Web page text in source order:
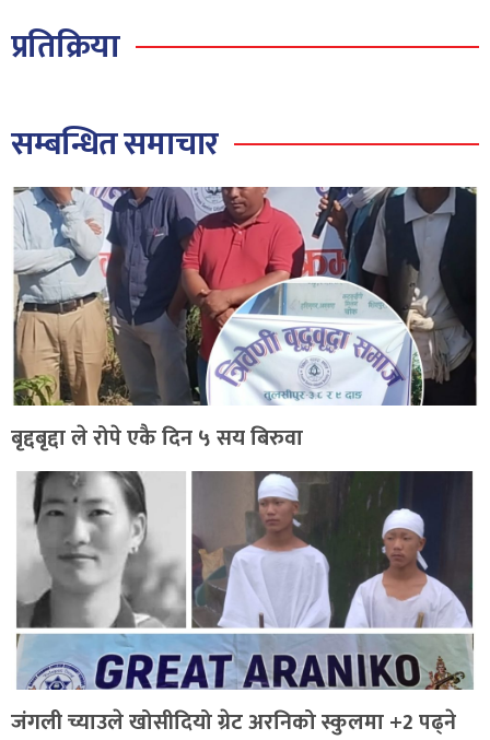
प्रतिक्रिया
सम्बन्धित समाचार
बृद्दबृद्दा ले रोपे एकै दिन ५ सय बिरुवा
जंगली च्याउले खोसीदियो ग्रेट अरनिको स्कुलमा +2 पढ्ने